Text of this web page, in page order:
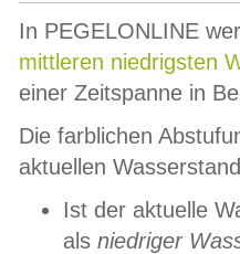
In PEGELONLINE
mittleren niedrigsten
einer Zeitspanne in
Die farblichen
aktuellen
Ist der aktuelle
als niedriger